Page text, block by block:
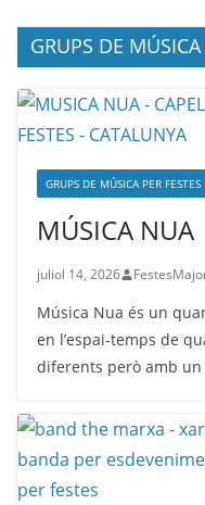
GRUPS DE MÚSICA
GRUPS DE MÚSICA PER FESTES
MÚSICA NUA
juliol 14, 2026
Música Nua és un
en l’espai-temps de
diferents però amb un